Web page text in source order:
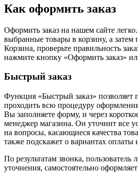
Как оформить заказ
Оформить заказ на нашем сайте
выбранные товары в корзину, а затем
Корзина, проверьте правильность
нажмите кнопку «Оформить заказ»
Быстрый заказ
Функция «Быстрый заказ» позволяет
проходить всю процедуру оформления
Вы заполняете форму, и через
менеджер магазина. Он уточнит все
на вопросы, касающиеся качества
также подскажет о вариантах оплаты
По результатам звонка, пользователь
уточнения, самостоятельно